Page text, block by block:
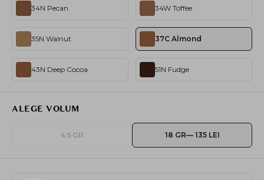
34N Pecan 34W Toffee
35N Walnut 37C Almond
43N Deep Cocoa 51N Fudge
ALEGE VOLUM
4.5 GR 18 GR— 135 LEI